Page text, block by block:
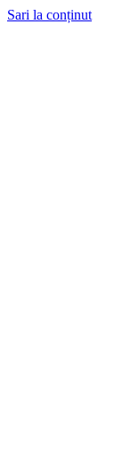
Sari la conținut